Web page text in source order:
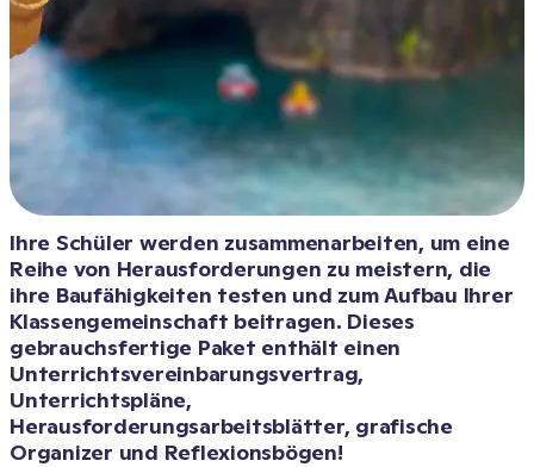
Ihre Schüler werden zusammenarbeiten, um eine
Reihe von Herausforderungen zu meistern, die
ihre Baufähigkeiten testen und zum Aufbau Ihrer
Klassengemeinschaft beitragen. Dieses
gebrauchsfertige Paket enthält einen
Unterrichtsvereinbarungsvertrag,
Unterrichtspläne,
Herausforderungsarbeitsblätter, grafische
Organizer und Reflexionsbögen!